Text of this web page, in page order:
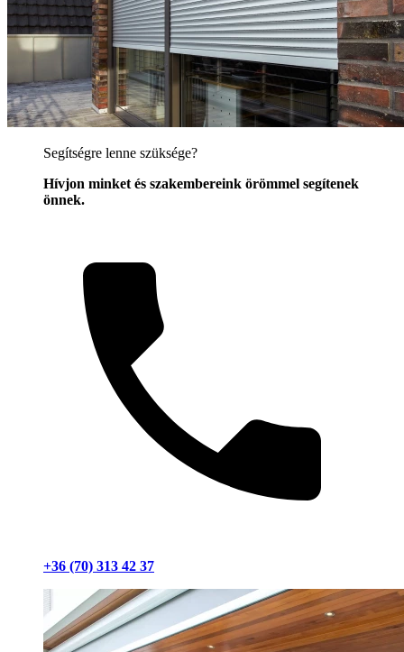
Segítségre lenne szüksége?
Hívjon minket és szakembereink örömmel segítenek
önnek.
+36 (70) 313 42 37